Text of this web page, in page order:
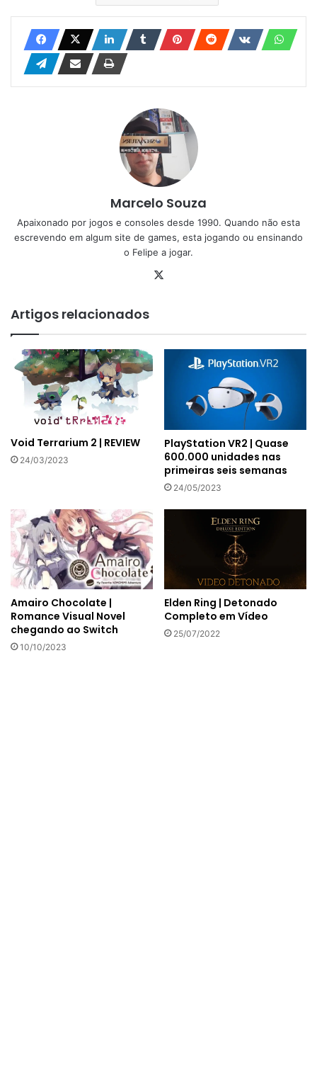
Marcelo Souza
Apaixonado por jogos e consoles desde 1990. Quando não esta
escrevendo em algum site de games, esta jogando ou ensinando
o Felipe a jogar.
Artigos relacionados
Void Terrarium 2 | REVIEW
24/03/2023
PlayStation VR2 | Quase
600.000 unidades nas
primeiras seis semanas
24/05/2023
Amairo Chocolate |
Romance Visual Novel
chegando ao Switch
10/10/2023
Elden Ring | Detonado
Completo em Vídeo
25/07/2022